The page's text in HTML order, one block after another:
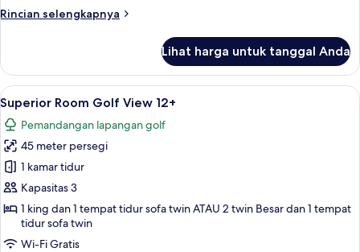
Rincian selengkapnya
Rincian
Lagoon
Beach
Swim-
Lihat harga untuk tanggal Anda
Lihat
semua
foto
untuk
Superior
Room
Golf
View
12+
Seprai premium, minibar gratis,
5
Superior Room Golf View 12+
Pemandangan lapangan golf
45 meter persegi
1 kamar tidur
Kapasitas 3
1 king dan 1 tempat tidur sofa twin ATAU 2 twin Besar dan 1 tempat
tidur sofa twin
Wi-Fi Gratis